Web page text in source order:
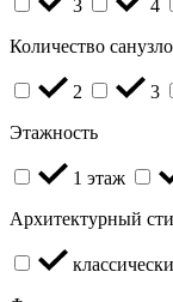
3 4
Количество
2 3
Этажность
1 этаж
Архитектурный